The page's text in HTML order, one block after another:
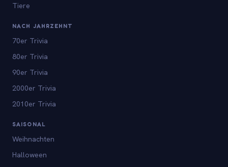
Tiere
NACH JAHRZEHNT
70er Trivia
80er Trivia
90er Trivia
2000er Trivia
2010er Trivia
SAISONAL
Weihnachten
Halloween